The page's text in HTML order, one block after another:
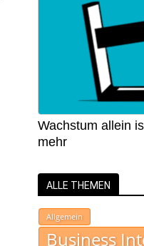
Wachstum allein
mehr
ALLE THEMEN
Allgemein
Business